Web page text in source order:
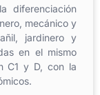
diferenciación
mecánico y
jardinero y
en el mismo
C1 y D, con la